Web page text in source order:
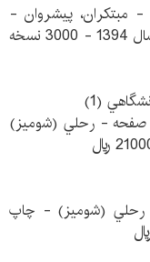
- مبتكران، پيشروان -
396 صفحه - رحلي (شوميز) - چاپ 168 سال 1394 - 3000 نسخه
بازرگاني؛ رضا بابايي - مبتكران - 288 صفحه - رحلي (شوميز)
- 544 صفحه - رحلي (شوميز) - چاپ